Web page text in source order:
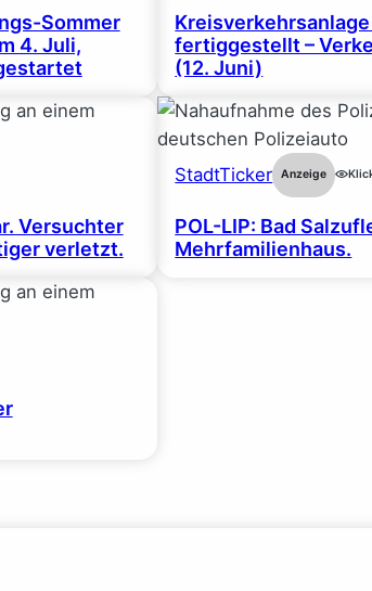
Sommer
4. Juli,
fertiggestellt –
(12. Juni)
Versuchter
verletzt.
StadtTicker Anzeige
POL-LIP: Bad
Mehrfamilienhaus.